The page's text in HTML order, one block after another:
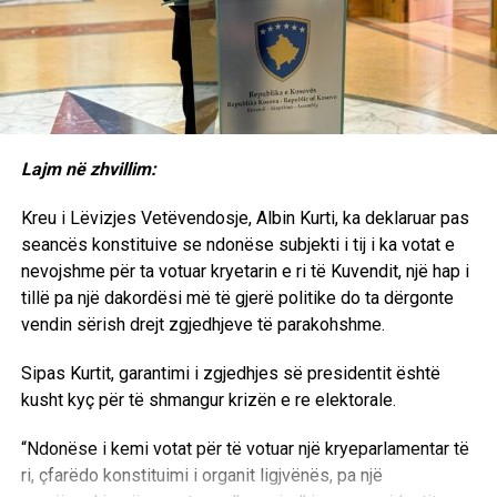
dikë që ka ndjekur nga afër procese të shumta gjyqësore
në kohën e UNMIK-ut, ngjashmëritë në mënyrën e
zhvillimit të disa seancave janë të dukshme. Kam trajtuar
këto çështje edhe në librin tim “Vrasja e Drejtësisë në
Kosovë”, ku kam argumentuar se në disa procese të
administruara nga UNMIK-u ka pasur paragjykime ndaj
kanë reflektuar standardet më të larta të drejtësisë.
EkonomiaOnline: Profesor Sabedini, a besoni se Gjykata
Speciale do të marrë një vendim të drejtë në këtë proces?
Sabedini: Unë shpresoj që trupi gjykues do t’i japë peshën
e duhur dëshmive të figurave kredibile, përfshirë
personalitete politike dhe ushtarake të NATO-s dhe
dëshmuar gjatë këtij procesi.
Lajm në zhvillim:
Kreu i Lëvizjes Vetëvendosje, Albin Kurti, ka deklaruar pas
seancës konstituive se ndonëse subjekti i tij i ka votat e
nevojshme për ta votuar kryetarin e ri të Kuvendit, një hap i
tillë pa një dakordësi më të gjerë politike do ta dërgonte
vendin sërish drejt zgjedhjeve të parakohshme.
Sipas Kurtit, garantimi i zgjedhjes së presidentit është
kusht kyç për të shmangur krizën e re elektorale.
“Ndonëse i kemi votat për të votuar një kryeparlamentar të
ri, çfarëdo konstituimi i organit ligjvënës, pa një